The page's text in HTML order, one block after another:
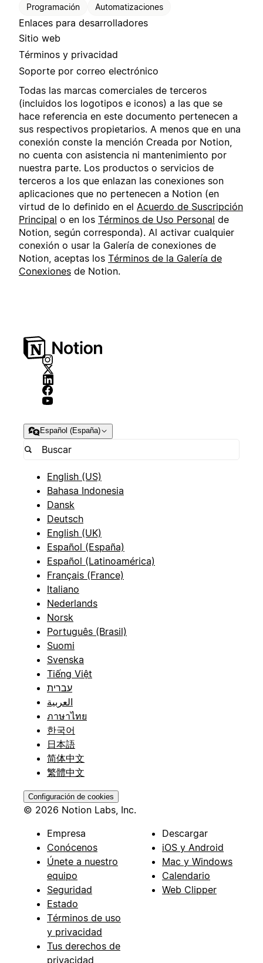
Programación Automatizaciones
Enlaces para desarrolladores
Sitio web
Términos y privacidad
Soporte por correo electrónico
Todas las marcas comerciales de terceros
(incluidos los logotipos e iconos) a las que se
hace referencia en este documento pertenecen a
sus respectivos propietarios. A menos que en una
conexión conste la mención Creada por Notion,
no cuenta con asistencia ni mantenimiento por
nuestra parte. Los productos o servicios de
terceros a los que enlazan las conexiones son
aplicaciones que no pertenecen a Notion (en
virtud de lo definido en el Acuerdo de Suscripción
Principal o en los Términos de Uso Personal de
Notion, según corresponda). Al activar cualquier
conexión o usar la Galería de conexiones de
Notion, aceptas los Términos de la Galería de
Conexiones de Notion.
Español (España)
English (US)
Bahasa Indonesia
Dansk
Deutsch
English (UK)
Español (España)
Español (Latinoamérica)
Français (France)
Italiano
Nederlands
Norsk
Português (Brasil)
Suomi
Svenska
Tiếng Việt
עברית
العربية
ภาษาไทย
한국어
日本語
简体中文
繁體中文
Configuración de cookies
© 2026 Notion Labs, Inc.
Empresa
Conócenos
Únete a nuestro
equipo
Seguridad
Estado
Términos de uso
y privacidad
Tus derechos de
privacidad
Descargar
iOS y Android
Mac y Windows
Calendario
Web Clipper